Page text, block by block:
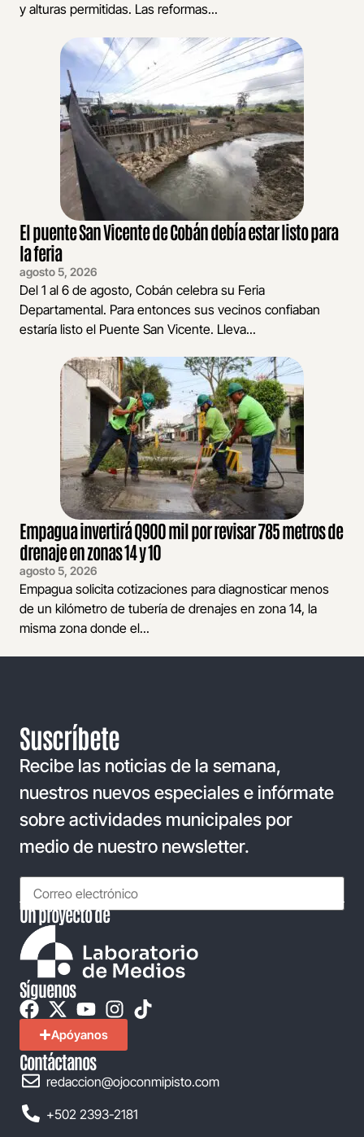
y alturas permitidas. Las reformas...
El puente San Vicente de Cobán debía estar listo para
la feria
agosto 5, 2026
Del 1 al 6 de agosto, Cobán celebra su Feria
Departamental. Para entonces sus vecinos confiaban
estaría listo el Puente San Vicente. Lleva...
Empagua invertirá Q900 mil por revisar 785 metros de
drenaje en zonas 14 y 10
agosto 5, 2026
Empagua solicita cotizaciones para diagnosticar menos
de un kilómetro de tubería de drenajes en zona 14, la
misma zona donde el...
Suscríbete
Recibe las noticias de la semana,
nuestros nuevos especiales e infórmate
sobre actividades municipales por
medio de nuestro newsletter.
Un proyecto de
Síguenos
Apóyanos
Contáctanos
redaccion@ojoconmipisto.com
+502 2393-2181